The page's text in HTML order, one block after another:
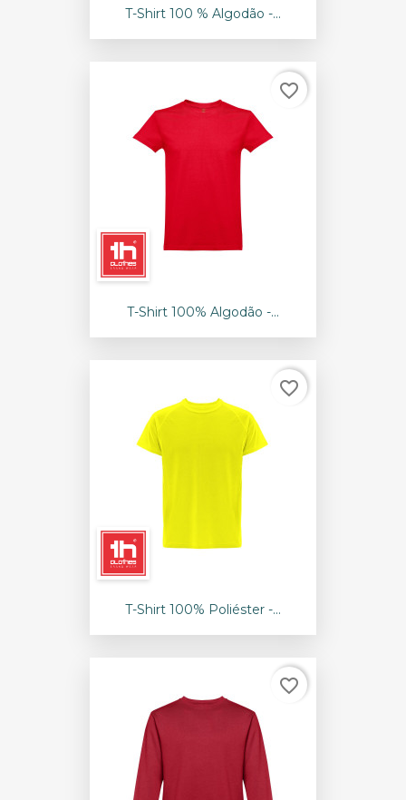
T-Shirt 100 % Algodão -...
T-Shirt 100% Algodão -...
favorite_border
T-Shirt 100% Poliéster -...
favorite_border
favorite_border